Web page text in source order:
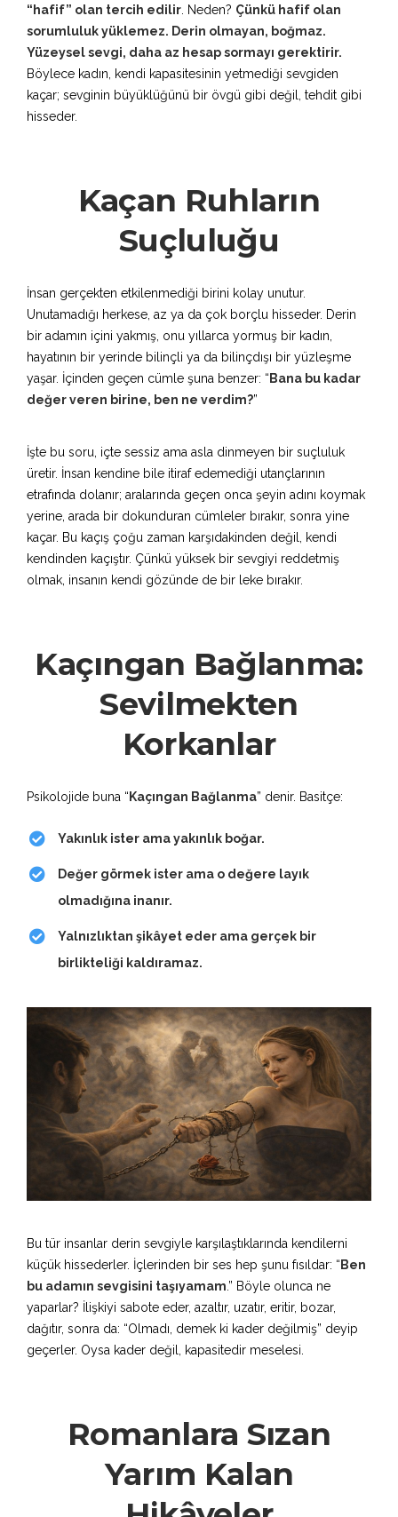
“hafif” olan tercih edilir . Neden? Çünkü hafif olan
sorumluluk yüklemez. Derin olmayan, boğmaz.
Yüzeysel sevgi, daha az hesap sormayı gerektirir.
Böylece kadın, kendi kapasitesinin yetmediği sevgiden
kaçar; sevginin büyüklüğünü bir övgü gibi değil, tehdit gibi
hisseder.
Kaçan Ruhların
Suçluluğu
İnsan gerçekten etkilenmediği birini kolay unutur.
Unutamadığı herkese, az ya da çok borçlu hisseder. Derin
bir adamın içini yakmış, onu yıllarca yormuş bir kadın,
hayatının bir yerinde bilinçli ya da bilinçdışı bir yüzleşme
yaşar. İçinden geçen cümle şuna benzer: “ Bana bu kadar
değer veren birine, ben ne verdim?”
İşte bu soru, içte sessiz ama asla dinmeyen bir suçluluk
üretir. İnsan kendine bile itiraf edemediği utançlarının
etrafında dolanır; aralarında geçen onca şeyin adını koymak
yerine, arada bir dokunduran cümleler bırakır, sonra yine
kaçar. Bu kaçış çoğu zaman karşıdakinden değil, kendi
kendinden kaçıştır. Çünkü yüksek bir sevgiyi reddetmiş
olmak, insanın kendi gözünde de bir leke bırakır.
Kaçıngan Bağlanma:
Sevilmekten
Korkanlar
Psikolojide buna “ Kaçıngan Bağlanma” denir. Basitçe:
Yakınlık ister ama yakınlık boğar.
Değer görmek ister ama o değere layık
olmadığına inanır.
Yalnızlıktan şikâyet eder ama gerçek bir
birlikteliği kaldıramaz.
Bu tür insanlar derin sevgiyle karşılaştıklarında kendilerni
küçük hissederler. İçlerinden bir ses hep şunu fısıldar: “ Ben
bu adamın sevgisini taşıyamam .” Böyle olunca ne
yaparlar? İlişkiyi sabote eder, azaltır, uzatır, eritir, bozar,
dağıtır, sonra da: “Olmadı, demek ki kader değilmiş” deyip
geçerler. Oysa kader değil, kapasitedir meselesi.
Romanlara Sızan
Yarım Kalan